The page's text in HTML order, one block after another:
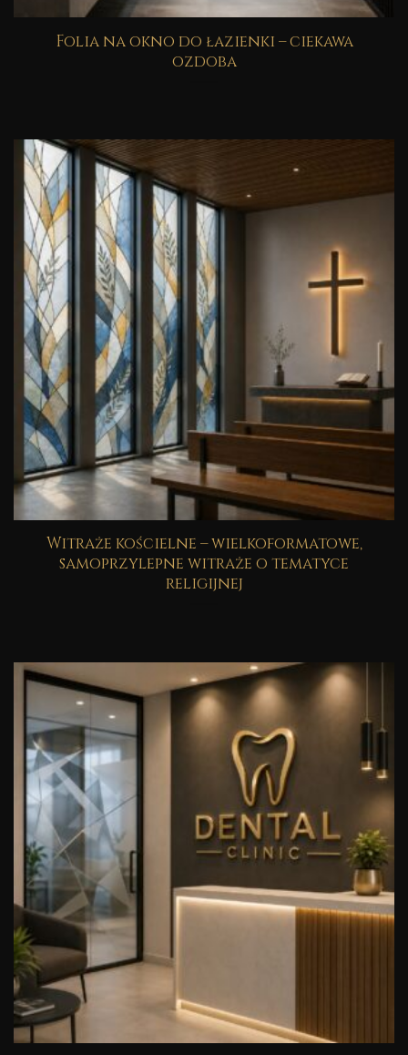
Folia na okno do łazienki – ciekawa
ozdoba
Witraże kościelne – wielkoformatowe,
samoprzylepne witraże o tematyce
religijnej